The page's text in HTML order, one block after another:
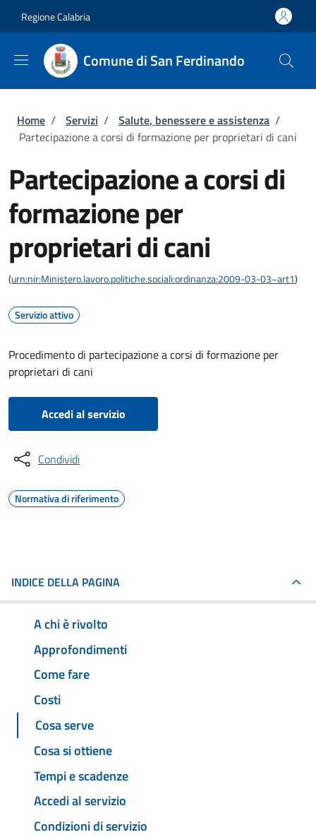
Regione Calabria
Comune di San Ferdinando
Briciole di pane
Home / Servizi / Salute, benessere e assistenza /
Partecipazione a corsi di formazione per proprietari di cani
Partecipazione a corsi di
formazione per
proprietari di cani
(urn:nir:Ministero.lavoro.politiche.sociali:ordinanza:2009-03-03~art1)
Servizio attivo
Procedimento di partecipazione a corsi di formazione per
proprietari di cani
Accedi al servizio
Condividi
Normativa di riferimento
INDICE DELLA PAGINA
A chi è rivolto
Approfondimenti
Come fare
Costi
Cosa serve
Cosa si ottiene
Tempi e scadenze
Accedi al servizio
Condizioni di servizio